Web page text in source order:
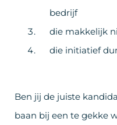
bedrijf
die makkelijk
die initiatief
Ben jij de juiste
baan bij een te gekke